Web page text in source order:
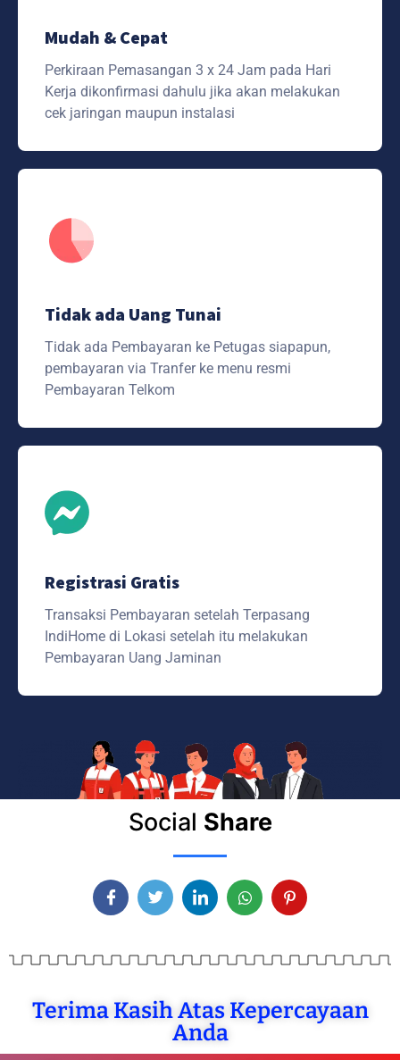
Mudah & Cepat
Perkiraan Pemasangan 3 x 24 Jam pada Hari
Kerja dikonfirmasi dahulu jika akan melakukan
cek jaringan maupun instalasi
Tidak ada Uang Tunai
Tidak ada Pembayaran ke Petugas siapapun,
pembayaran via Tranfer ke menu resmi
Pembayaran Telkom
Registrasi Gratis
Transaksi Pembayaran setelah Terpasang
IndiHome di Lokasi setelah itu melakukan
Pembayaran Uang Jaminan
Social Share
Terima Kasih Atas Kepercayaan
Anda